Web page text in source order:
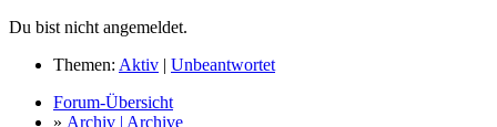
Du bist nicht angemeldet.
Themen: Aktiv | Unbeantwortet
Forum-Übersicht
» Archiv | Archive